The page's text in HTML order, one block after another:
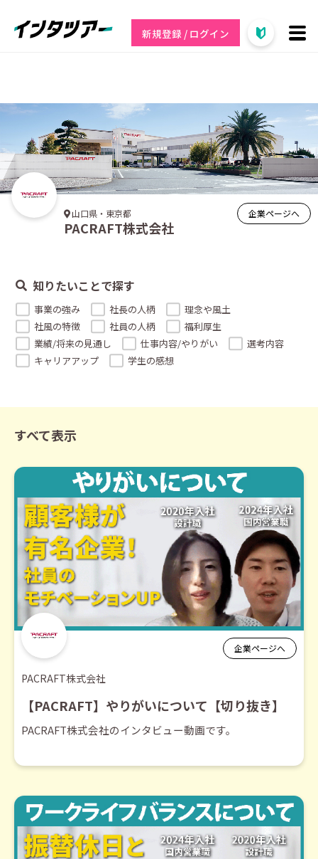
新規登録 / ログイン
山口県・東京都
PACRAFT株式会社
企業ページへ
知りたいことで探す
事業の強み 社長の人柄
理念や風土
社風の特徴
社員の人柄
福利厚生
業績/将来の見通し
仕事内容/やりがい
選考内容
キャリアアップ
学生の感想
すべて表示
企業ページへ
PACRAFT株式会社
【PACRAFT】やりがいについて【切り抜き】
PACRAFT株式会社のインタビュー動画です。